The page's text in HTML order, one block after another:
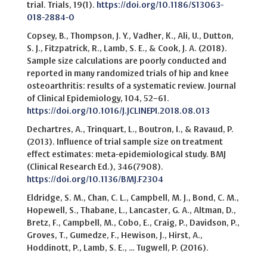
trial. Trials, 19(1). https://doi.org/10.1186/S13063-
018-2884-0
Copsey, B., Thompson, J. Y., Vadher, K., Ali, U., Dutton,
S. J., Fitzpatrick, R., Lamb, S. E., & Cook, J. A. (2018).
Sample size calculations are poorly conducted and
reported in many randomized trials of hip and knee
osteoarthritis: results of a systematic review. Journal
of Clinical Epidemiology, 104, 52–61.
https://doi.org/10.1016/J.JCLINEPI.2018.08.013
Dechartres, A., Trinquart, L., Boutron, I., & Ravaud, P.
(2013). Influence of trial sample size on treatment
effect estimates: meta-epidemiological study. BMJ
(Clinical Research Ed.), 346(7908).
https://doi.org/10.1136/BMJ.F2304
Eldridge, S. M., Chan, C. L., Campbell, M. J., Bond, C. M.,
Hopewell, S., Thabane, L., Lancaster, G. A., Altman, D.,
Bretz, F., Campbell, M., Cobo, E., Craig, P., Davidson, P.,
Groves, T., Gumedze, F., Hewison, J., Hirst, A.,
Hoddinott, P., Lamb, S. E., … Tugwell, P. (2016).